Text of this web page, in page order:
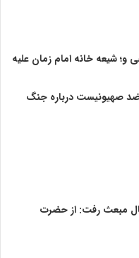
و؛ شیعه خانه امام زمان علیه
ضد صهیونیست درباره جنگ
مبعث رفت: از حضرت